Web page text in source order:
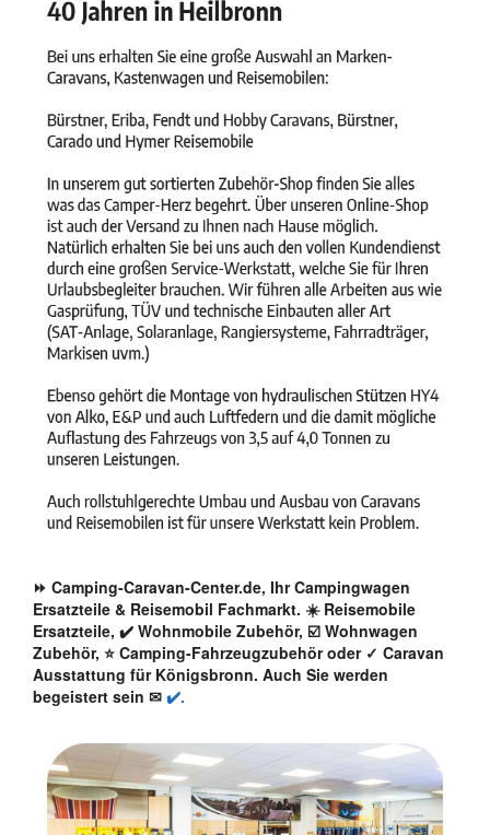
⏩ Camping-Caravan-Center.de, Ihr Campingwagen
Ersatzteile & Reisemobil Fachmarkt. ☀️ Reisemobile
Ersatzteile, ✔️ Wohnmobile Zubehör, ☑️ Wohnwagen
Zubehör, ⭐ Camping-Fahrzeugzubehör oder ✓ Caravan
Ausstattung für Königsbronn. Auch Sie werden
begeistert sein ✉ ✔️.